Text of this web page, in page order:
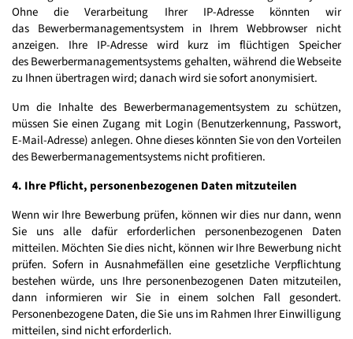
Ohne die Verarbeitung Ihrer IP-Adresse könnten wir
das Bewerbermanagementsystem in Ihrem Webbrowser nicht
anzeigen. Ihre IP-Adresse wird kurz im flüchtigen Speicher
des Bewerbermanagementsystems gehalten, während die Webseite
zu Ihnen übertragen wird; danach wird sie sofort anonymisiert.
Um die Inhalte des Bewerbermanagementsystem zu schützen,
müssen Sie einen Zugang mit Login (Benutzerkennung, Passwort,
E-Mail-Adresse) anlegen. Ohne dieses könnten Sie von den Vorteilen
des Bewerbermanagementsystems nicht profitieren.
4. Ihre Pflicht, personenbezogenen Daten mitzuteilen
Wenn wir Ihre Bewerbung prüfen, können wir dies nur dann, wenn
Sie uns alle dafür erforderlichen personenbezogenen Daten
mitteilen. Möchten Sie dies nicht, können wir Ihre Bewerbung nicht
prüfen. Sofern in Ausnahmefällen eine gesetzliche Verpflichtung
bestehen würde, uns Ihre personenbezogenen Daten mitzuteilen,
dann informieren wir Sie in einem solchen Fall gesondert.
Personenbezogene Daten, die Sie uns im Rahmen Ihrer Einwilligung
mitteilen, sind nicht erforderlich.